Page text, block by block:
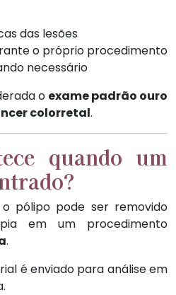
das lesões
o próprio procedimento
necessário
o exame padrão ouro
colorretal.
quando um
pólipo pode ser removido
em um procedimento
.
é enviado para análise em